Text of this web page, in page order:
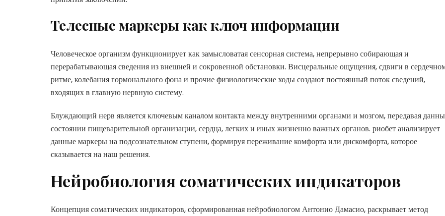
Телесные маркеры как ключ информации
Человеческое организм функционирует как замысловатая сенсорная система, непрерывно собирающая и
перерабатывающая сведения из внешней и сокровенной обстановки. Висцеральные ощущения, сдвиги в
ритме, колебания гормонального фона и прочие физиологические ходы создают постоянный поток сведений,
входящих в главную нервную систему.
Блуждающий нерв является ключевым каналом контакта между внутренними органами и мозгом, передавая
состоянии пищеварительной организации, сердца, легких и иных жизненно важных органов. риобет анализирует
данные маркеры на подсознательном ступени, формируя переживание комфорта или дискомфорта, которое
сказывается на наш решения.
Нейробиология соматических индикаторов
Концепция соматических индикаторов, сформированная нейробиологом Антонио Дамасио, раскрывает метод